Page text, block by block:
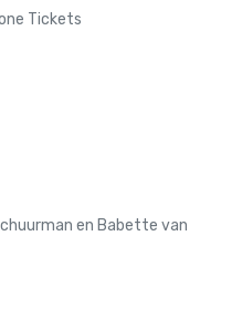
Tickets
en Babette van